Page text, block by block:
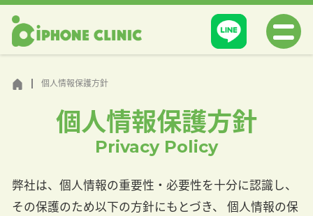
個人情報保護方針
個人情報保護方針
Privacy Policy
弊社は、個人情報の重要性・必要性を十分に認識し、
その保護のため以下の方針にもとづき、 個人情報の保